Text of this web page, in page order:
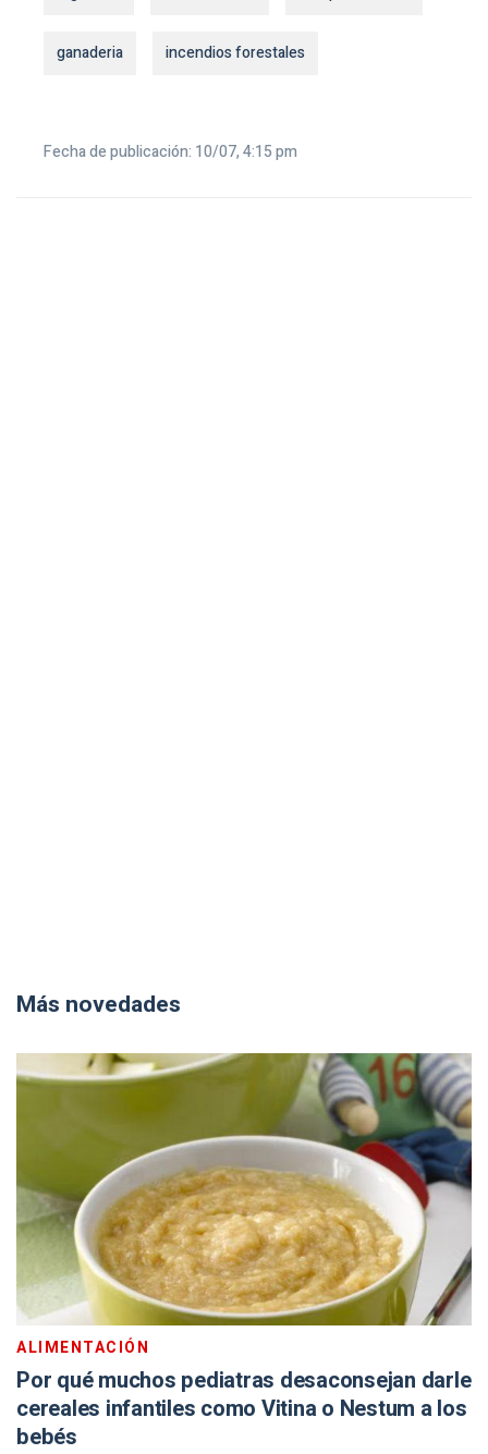
ganaderia incendios forestales
Fecha de publicación: 10/07, 4:15 pm
Más novedades
ALIMENTACIÓN
Por qué muchos pediatras desaconsejan darle
cereales infantiles como Vitina o Nestum a los
bebés